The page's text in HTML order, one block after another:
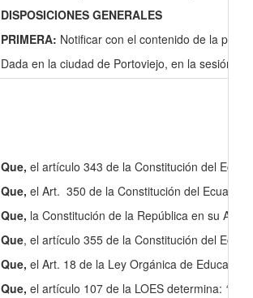
DISPOSICIONES GENERALES
PRIMERA: Notificar con el contenido de la
Dada en la ciudad de Portoviejo, en la sesión
Que, el artículo 343 de la Constitución del
Que, el Art. 350 de la Constitución del Ecuador
Que, la Constitución de la República en su Art.
Que, el artículo 355 de la Constitución del
Que, el Art. 18 de la Ley Orgánica de
Que, el artículo 107 de la LOES determina: